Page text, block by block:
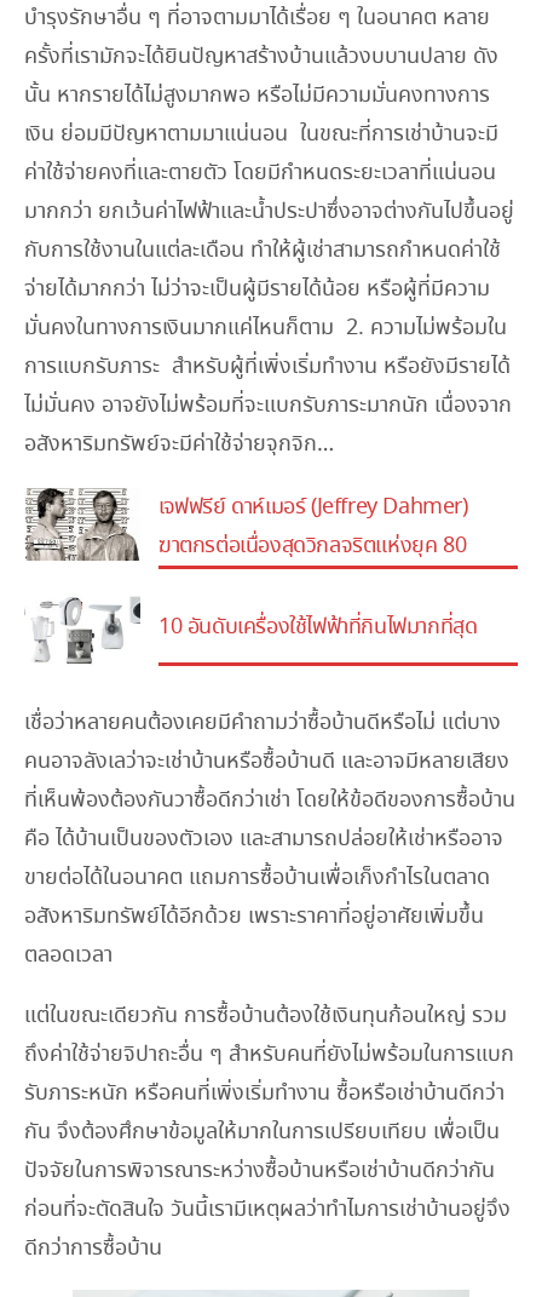
บำรุงรักษาอื่น ๆ ที่อาจตามมาได้เรื่อย ๆ ในอนาคต หลาย
ครั้งที่เรามักจะได้ยินปัญหาสร้างบ้านแล้วงบบานปลาย ดัง
นั้น หากรายได้ไม่สูงมากพอ หรือไม่มีความมั่นคงทางการ
เงิน ย่อมมีปัญหาตามมาแน่นอน ในขณะที่การเช่าบ้านจะมี
ค่าใช้จ่ายคงที่และตายตัว โดยมีกำหนดระยะเวลาที่แน่นอน
มากกว่า ยกเว้นค่าไฟฟ้าและน้ำประปาซึ่งอาจต่างกันไปขึ้นอยู่
กับการใช้งานในแต่ละเดือน ทำให้ผู้เช่าสามารถกำหนดค่าใช้
จ่ายได้มากกว่า ไม่ว่าจะเป็นผู้มีรายได้น้อย หรือผู้ที่มีความ
มั่นคงในทางการเงินมากแค่ไหนก็ตาม 2. ความไม่พร้อมใน
การแบกรับภาระ สำหรับผู้ที่เพิ่งเริ่มทำงาน หรือยังมีรายได้
ไม่มั่นคง อาจยังไม่พร้อมที่จะแบกรับภาระมากนัก เนื่องจาก
อสังหาริมทรัพย์จะมีค่าใช้จ่ายจุกจิก…
เจฟฟรีย์ ดาห์เมอร์ (Jeffrey Dahmer)
ฆาตกรต่อเนื่องสุดวิกลจริตแห่งยุค 80
10 อันดับเครื่องใช้ไฟฟ้าที่กินไฟมากที่สุด
เชื่อว่าหลายคนต้องเคยมีคำถามว่าซื้อบ้านดีหรือไม่ แต่บาง
คนอาจลังเลว่าจะเช่าบ้านหรือซื้อบ้านดี และอาจมีหลายเสียง
ที่เห็นพ้องต้องกันวาซื้อดีกว่าเช่า โดยให้ข้อดีของการซื้อบ้าน
คือ ได้บ้านเป็นของตัวเอง และสามารถปล่อยให้เช่าหรืออาจ
ขายต่อได้ในอนาคต แถมการซื้อบ้านเพื่อเก็งกำไรในตลาด
อสังหาริมทรัพย์ได้อีกด้วย เพราะราคาที่อยู่อาศัยเพิ่มขึ้น
ตลอดเวลา
แต่ในขณะเดียวกัน การซื้อบ้านต้องใช้เงินทุนก้อนใหญ่ รวม
ถึงค่าใช้จ่ายจิปาถะอื่น ๆ สำหรับคนที่ยังไม่พร้อมในการแบก
รับภาระหนัก หรือคนที่เพิ่งเริ่มทำงาน ซื้อหรือเช่าบ้านดีกว่า
กัน จึงต้องศึกษาข้อมูลให้มากในการเปรียบเทียบ เพื่อเป็น
ปัจจัยในการพิจารณาระหว่างซื้อบ้านหรือเช่าบ้านดีกว่ากัน
ก่อนที่จะตัดสินใจ วันนี้เรามีเหตุผลว่าทำไมการเช่าบ้านอยู่จึง
ดีกว่าการซื้อบ้าน